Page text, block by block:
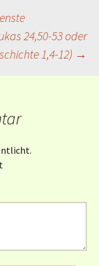
24,50-53 oder
1,4-12) →